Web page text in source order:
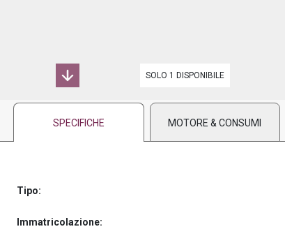
SOLO 1 DISPONIBILE
SPECIFICHE MOTORE & CONSUMI
Tipo:
Immatricolazione: